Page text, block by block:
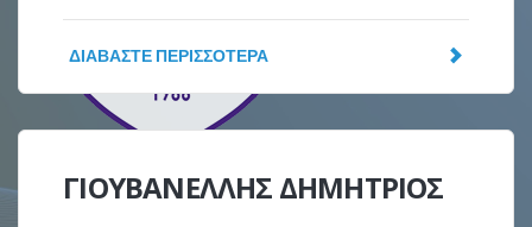
ΔΙΑΒΆΣΤΕ ΠΕΡΙΣΣΌΤΕΡΑ
ΓΙΟΥΒΑΝΕΛΛΗΣ ΔΗΜΗΤΡΙΟΣ